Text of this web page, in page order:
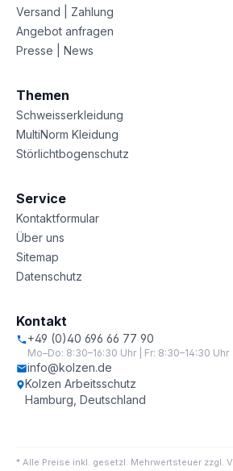
Versand | Zahlung
Angebot anfragen
Presse | News
Themen
Schweisserkleidung
MultiNorm Kleidung
Störlichtbogenschutz
Service
Kontaktformular
Über uns
Sitemap
Datenschutz
Kontakt
+49 (0)40 696 66 77 90
Mo–Do: 8:30–16:30 Uhr | Fr: 8:30–14:30 Uhr
info@kolzen.de
Kolzen Arbeitsschutz
Hamburg, Deutschland
* Alle Preise inkl. gesetzl. Mehrwertsteuer zzgl.